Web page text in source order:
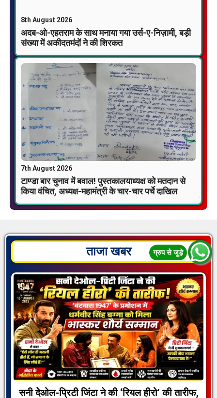
8th August 2026
अदब-ओ-एहतराम के साथ मनाया गया उर्स-ए-निज़ामी, बड़ी
संख्या में अकीदतमंदों ने की शिरकत
7th August 2026
टाण्डा बार चुनाव में बवाल! पुस्तकालयाध्यक्ष को मतदान से
किया वंचित, अध्यक्ष-महामंत्री के चार-चार पर्चे दाखिल
ताजा खबर
सनी देओल-प्रिटी जिंटा ने की ‘रियल हीरो’ की तारीफ,